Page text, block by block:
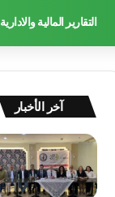
التقارير المالية والادارية
آخر الأخبار